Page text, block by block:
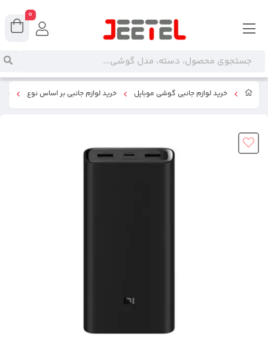
خرید لوازم جانبی گوشی موبایل خرید لوازم جانبی بر اساس نوع
0